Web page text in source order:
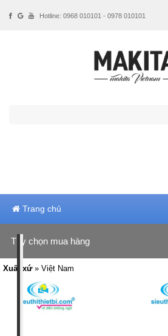
Trang chủ
Tùy chọn mua hàng
Xuất xứ» Việt Nam
Hotline: 0968 010101 - 0978 010101